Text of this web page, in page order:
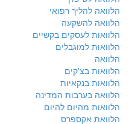
הלוואה להליך רפואי
הלוואה להשקעה
הלוואות לעסקים בקשיים
הלוואות למוגבלים
הלוואה
הלוואות בצ'קים
הלוואות בנקאיות
הלוואה בערבות המדינה
הלוואות מהיום להיום
הלוואת אקספרס